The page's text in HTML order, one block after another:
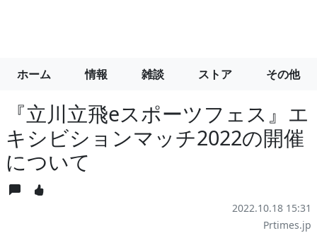
ホーム 情報 雑談 ストア その他
『立川立飛eスポーツフェス』エ
キシビションマッチ2022の開催
について
2022.10.18 15:31
Prtimes.jp